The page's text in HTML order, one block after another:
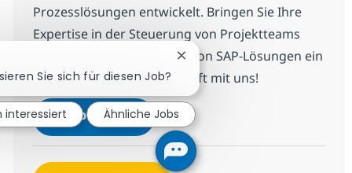
Prozesslösungen entwickelt. Bringen Sie Ihre
Expertise in der Steuerung von Projektteams
und der Implementierung von SAP-Lösungen ein
und gestalten Sie die Zukunft mit uns!
Jetzt bewerbenManaging SAP Solution
Speichern Managing SAP Solution
Sie sich für diesen Job?
Chatbot-Benachrichtigung
interessiert Ähnliche Jobs